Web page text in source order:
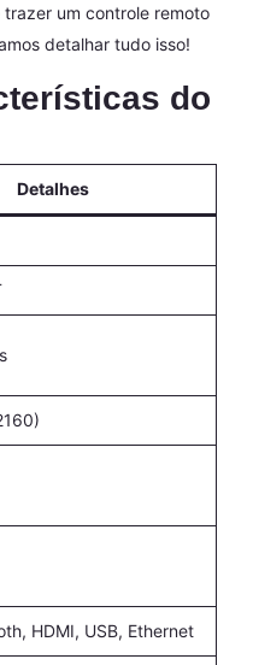
trazer um controle remoto
detalhar tudo isso!
do
Detalhes
HDMI, USB, Ethernet